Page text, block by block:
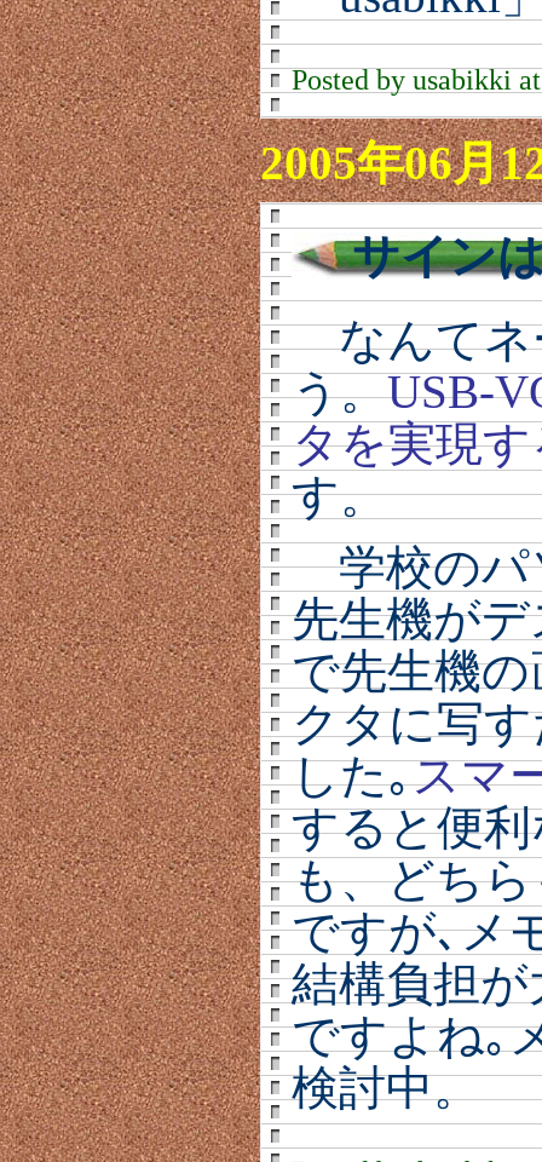
Posted by usabikki
2005年06月
サイン
なんてネ
う。USB-
タを実現
す。
学校のパ
先生機が
で先生機
クタに写
した｡スマ
すると便
も、どち
ですが､メ
結構負担
ですよね｡
検討中。